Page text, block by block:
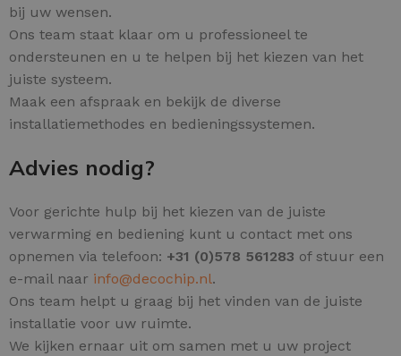
bij uw wensen.
Ons team staat klaar om u professioneel te
ondersteunen en u te helpen bij het kiezen van het
juiste systeem.
Maak een afspraak en bekijk de diverse
installatiemethodes en bedieningssystemen.
Advies nodig?
Voor gerichte hulp bij het kiezen van de juiste
verwarming en bediening kunt u contact met ons
opnemen via telefoon: +31 (0)578 561283 of stuur een
e-mail naar info@decochip.nl.
Ons team helpt u graag bij het vinden van de juiste
installatie voor uw ruimte.
We kijken ernaar uit om samen met u uw project